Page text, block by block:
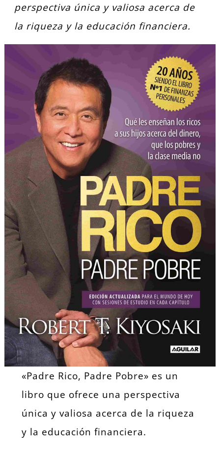
perspectiva única y valiosa acerca de
la riqueza y la educación financiera.
«Padre Rico, Padre Pobre» es un
libro que ofrece una perspectiva
única y valiosa acerca de la riqueza
y la educación financiera.